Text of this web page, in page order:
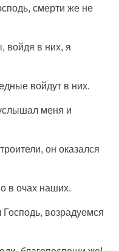
смерти же не
войдя в них, я
войдут в них.
меня и
он оказался
в очах наших.
возрадуемся